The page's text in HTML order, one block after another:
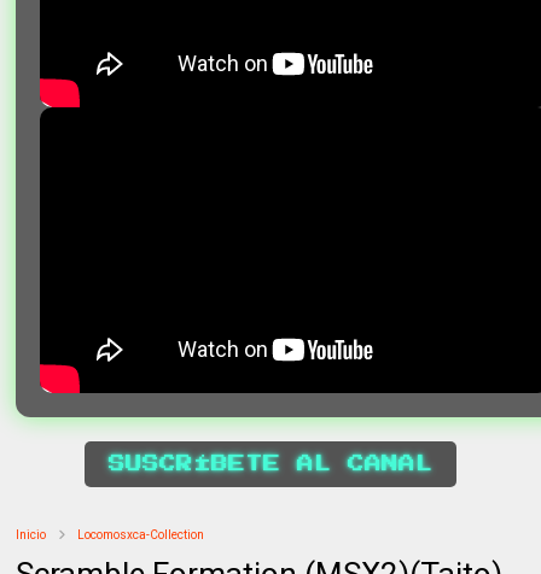
SUSCRÍBETE AL CANAL
Inicio Locomosxca-Collection